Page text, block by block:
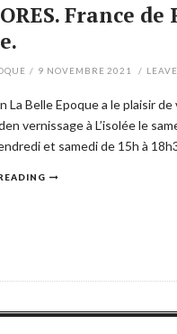
France
/ 9 NOVEMBRE 2021 /
La Belle Epoque a le plaisir
vernissage à L’isolée le
et samedi de 15h à